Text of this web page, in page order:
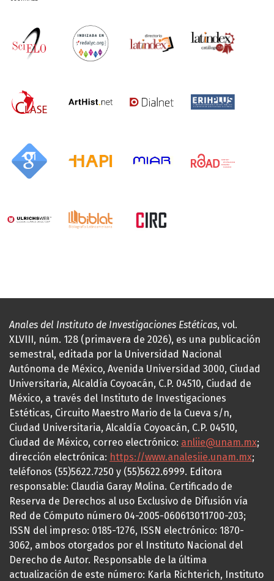
Anales del Instituto de Investigaciones Estéticas, vol.
XLVIII, núm. 128 (primavera de 2026), es una publicación
semestral, editada por la Universidad Nacional
Autónoma de México, Avenida Universidad 3000, Ciudad
Universitaria, Alcaldía Coyoacán, C.P. 04510, Ciudad de
México, a través del Instituto de Investigaciones
Estéticas, Circuito Maestro Mario de la Cueva s/n,
Ciudad Universitaria, Alcaldía Coyoacán, C.P. 04510,
Ciudad de México, correo electrónico: anliie@unam.mx;
dirección electrónica: https://www.analesiie.unam.mx;
teléfonos (55)5622.7250 y (55)5622.6999. Editora
responsable: Claudia Garay Molina. Certificado de
Reserva de Derechos al uso Exclusivo de Difusión vía
Red de Cómputo número 04-2005-060613011700-203;
ISSN del impreso: 0185-1276, ISSN electrónico: 1870-
3062, ambos otorgados por el Instituto Nacional del
Derecho de Autor. Responsable de la última
actualización de este número: Karla Richterich, Instituto